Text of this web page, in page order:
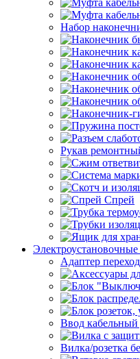
Набор
Рукав
Спрей
Электроустановочные
Адаптер
Ввод кабельный
Вилка/розетка